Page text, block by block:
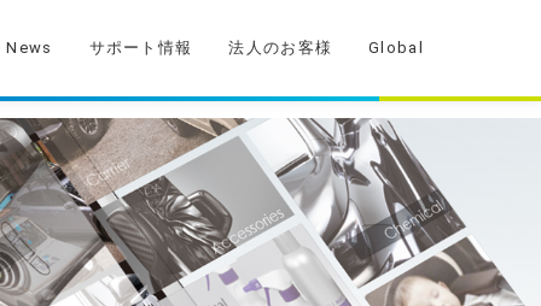
News サポート情報 法人のお客様 Global